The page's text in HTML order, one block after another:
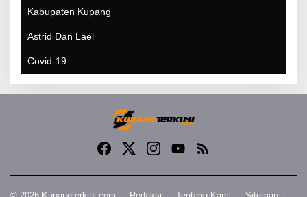
Kabupaten Kupang
Astrid Dan Lael
Covid-19